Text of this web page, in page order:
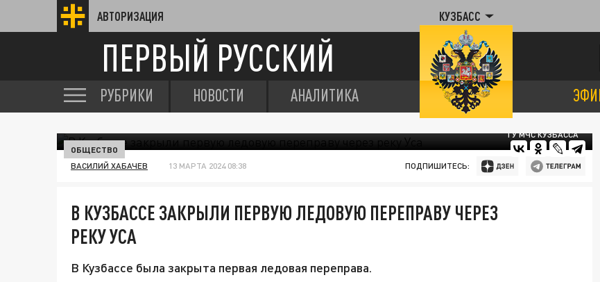
АВТОРИЗАЦИЯ КУЗБАСС
ПЕРВЫЙ РУССКИЙ
РУБРИКИ НОВОСТИ АНАЛИТИКА
ГУ МЧС КУЗБАССА
ОБЩЕСТВО
ВАСИЛИЙ ХАБАЧЕВ 13 МАРТА 2024 08:38 ПОДПИШИТЕСЬ:
В КУЗБАССЕ ЗАКРЫЛИ ПЕРВУЮ ЛЕДОВУЮ ПЕРЕПРАВУ ЧЕРЕЗ
РЕКУ УСА
В Кузбассе была закрыта первая ледовая переправа.